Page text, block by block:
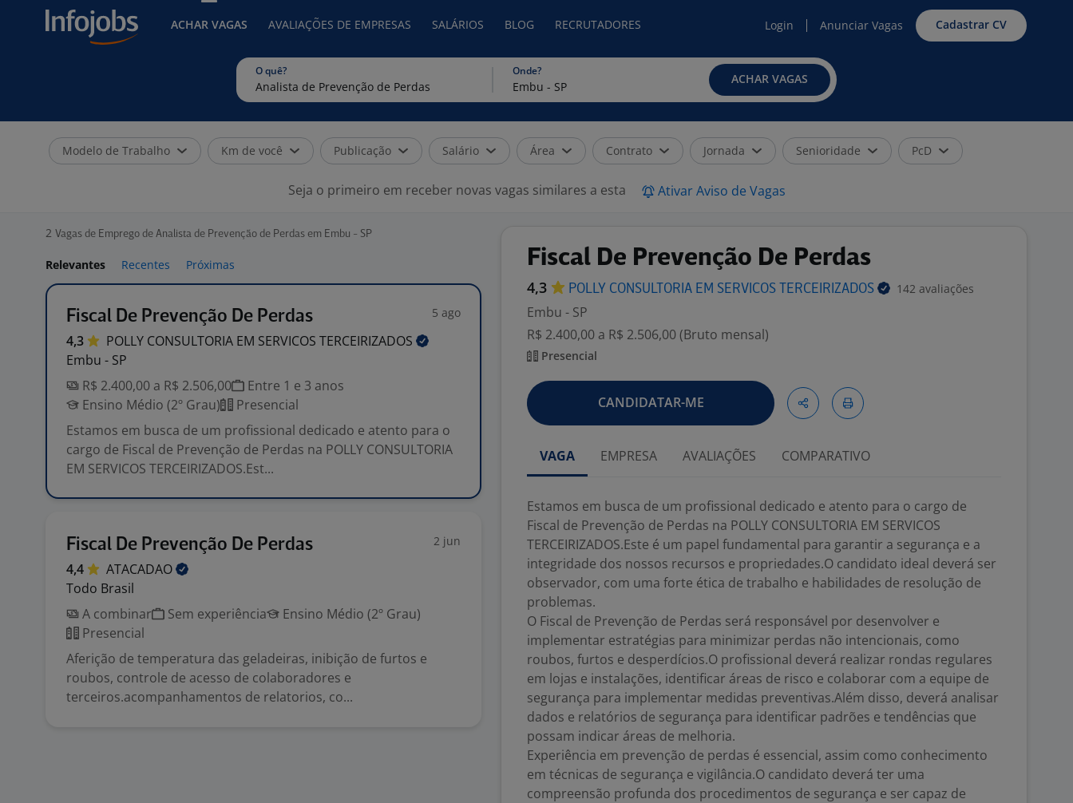
ACHAR VAGAS AVALIAÇÕES DE EMPRESAS SALÁRIOS BLOG RECRUTADORES Login Anunciar Vagas Cadastrar CV
O quê? Onde?
ACHAR VAGAS
Modelo de Trabalho Km de você Publicação Salário Área Contrato Jornada Senioridade PcD
Seja o primeiro em receber novas vagas similares a esta Ativar Aviso de Vagas
2 Vagas de Emprego de Analista de Prevenção de Perdas em Embu - SP
Relevantes Recentes Próximas
Fiscal De Prevenção De Perdas 5 ago
4,3 POLLY CONSULTORIA EM SERVICOS TERCEIRIZADOS
Embu - SP
R$ 2.400,00 a R$ 2.506,00
Entre 1 e 3 anos
Ensino Médio (2º Grau)
Presencial
Estamos em busca de um profissional dedicado e atento para o
cargo de Fiscal de Prevenção de Perdas na POLLY CONSULTORIA
EM SERVICOS TERCEIRIZADOS.Est...
Fiscal De Prevenção De Perdas 2 jun
4,4
ATACADAO
Todo Brasil
A combinar
Sem experiência
Ensino Médio (2º Grau)
Presencial
Aferição de temperatura das geladeiras, inibição de furtos e
roubos, controle de acesso de colaboradores e
terceiros.acompanhamentos de relatorios, co...
Fiscal De Prevenção De Perdas
4,3 POLLY CONSULTORIA EM SERVICOS TERCEIRIZADOS 142 avaliações
Embu - SP
R$ 2.400,00 a R$ 2.506,00 (Bruto mensal)
Presencial
CANDIDATAR-ME
VAGA EMPRESA AVALIAÇÕES COMPARATIVO
Estamos em busca de um profissional dedicado e atento para o cargo de
Fiscal de Prevenção de Perdas na POLLY CONSULTORIA EM SERVICOS
TERCEIRIZADOS.Este é um papel fundamental para garantir a segurança e a
integridade dos nossos recursos e propriedades.O candidato ideal deverá ser
observador, com uma forte ética de trabalho e habilidades de resolução de
problemas.
O Fiscal de Prevenção de Perdas será responsável por desenvolver e
implementar estratégias para minimizar perdas não intencionais, como
roubos, furtos e desperdícios.O profissional deverá realizar rondas regulares
em lojas e instalações, identificar áreas de risco e colaborar com a equipe de
segurança para implementar medidas preventivas.Além disso, deverá analisar
dados e relatórios de segurança para identificar padrões e tendências que
possam indicar áreas de melhoria.
Experiência em prevenção de perdas é essencial, assim como conhecimento
em técnicas de segurança e vigilância.O candidato deverá ter uma
compreensão profunda dos procedimentos de segurança e ser capaz de